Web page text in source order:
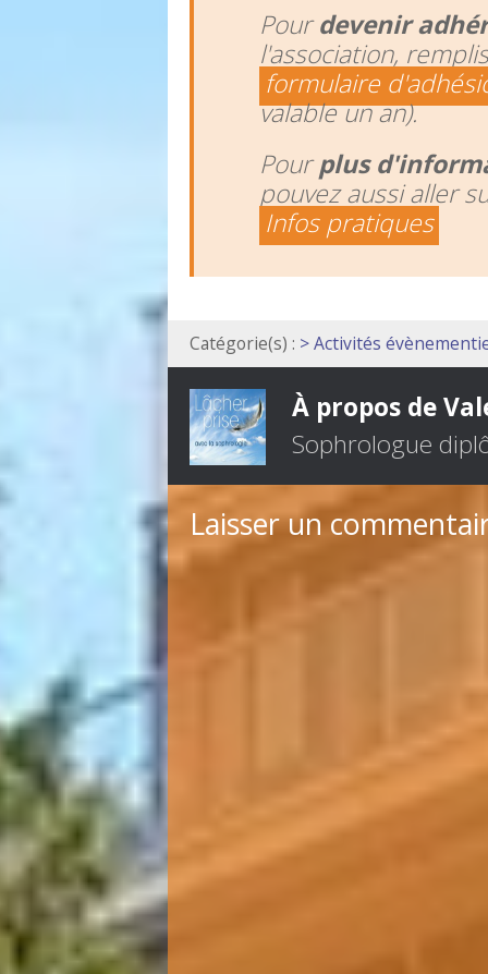
Pourdevenir
l'association,
formulaire
valable un an).
Pourplus
pouvez aussi aller
Infos pratiques
Catégorie(s) : > Activités
À propos de
Sophrologue
Laisser un